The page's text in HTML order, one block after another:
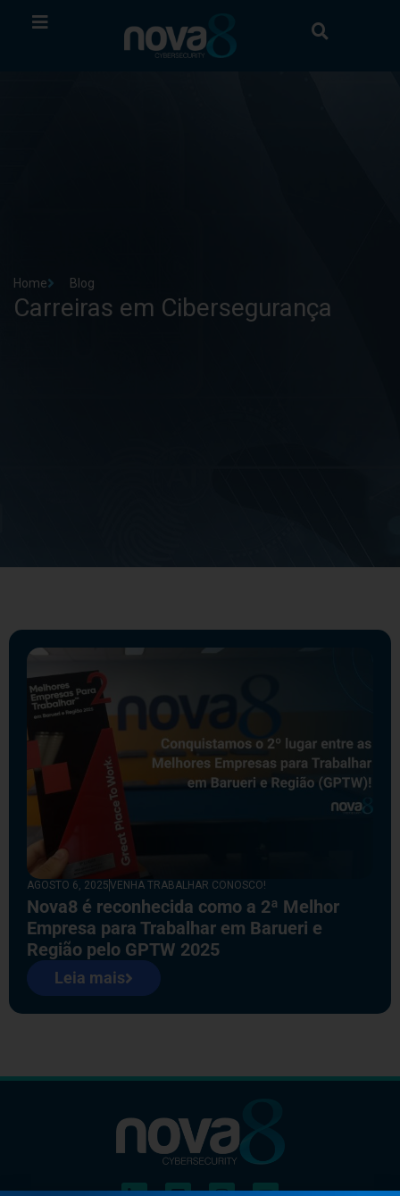
Home Blog
Carreiras em Cibersegurança
AGOSTO 6, 2025VENHA TRABALHAR CONOSCO!
Nova8 é reconhecida como a 2ª Melhor
Empresa para Trabalhar em Barueri e
Região pelo GPTW 2025
Leia mais